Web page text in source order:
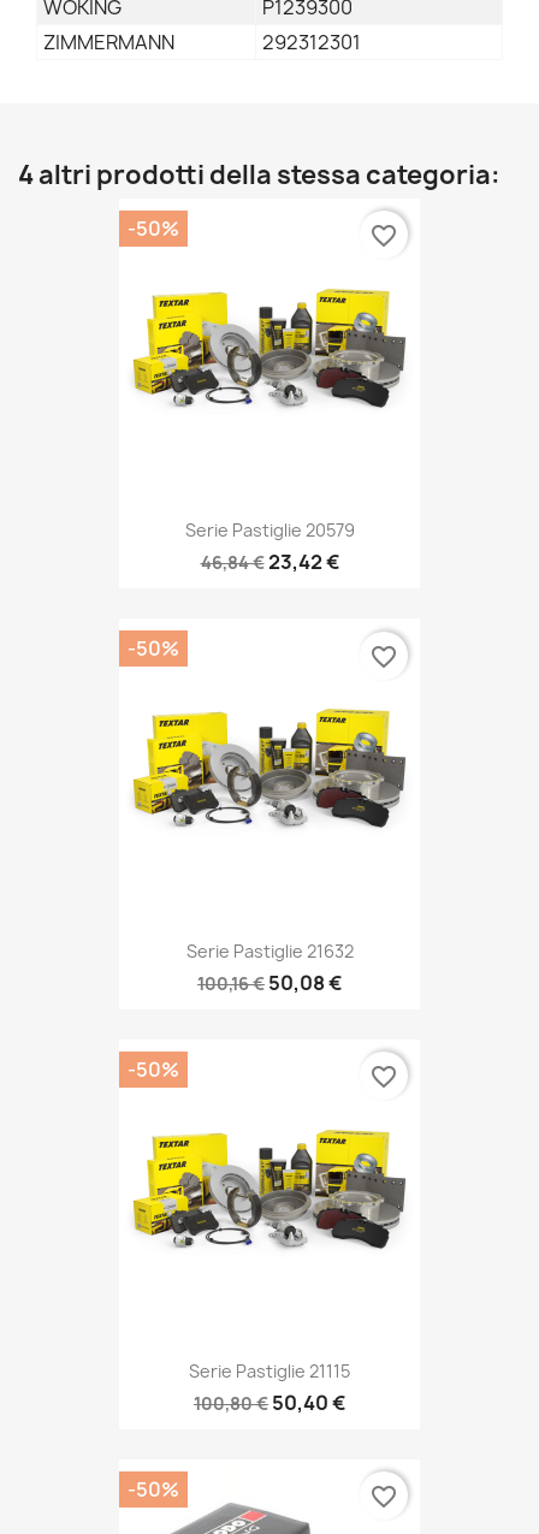
WOKING
P1239300
ZIMMERMANN
292312301
4 altri prodotti della stessa categoria:
Serie Pastiglie 20579
46,84 €23,42 €
-50% favorite_border
Serie Pastiglie 21632
100,16 € 50,08 €
-50% favorite_border
Serie Pastiglie 21115
100,80 € 50,40 €
-50% favorite_border
-50% favorite_border